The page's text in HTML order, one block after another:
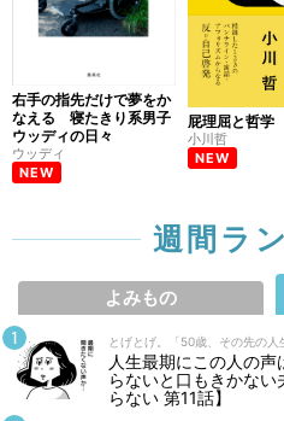
右手の指先だけで夢をか
なえる 寝たきり系男子
ウッディの日々
ウッディ
NEW
屁理屈と哲学
小川哲
NEW
週間ラ
よみもの
とげとげ。「50歳、その先の人
人生最期にこの人の
らないと口もきかな
らない 第11話】